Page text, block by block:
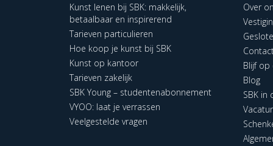
Kunst lenen bij SBK: makkelijk,
betaalbaar en inspirerend
Tarieven particulieren
Hoe koop je kunst bij SBK
Kunst op kantoor
Tarieven zakelijk
SBK Young – studentenabonnement
VYOO: laat je verrassen
Veelgestelde vragen
Over
Blijf op
Blog
SBK in